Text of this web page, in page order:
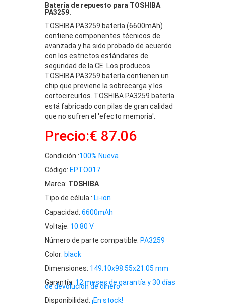
Batería de repuesto para TOSHIBA
PA3259.
TOSHIBA PA3259 batería (6600mAh)
contiene componentes técnicos de
avanzada y ha sido probado de acuerdo
con los estrictos estándares de
seguridad de la CE. Los producos
TOSHIBA PA3259 batería contienen un
chip que previene la sobrecarga y los
cortocircuitos. TOSHIBA PA3259 batería
está fabricado con pilas de gran calidad
que no sufren el 'efecto memoria'.
Precio:€ 87.06
Condición :100% Nueva
Código: EPTO017
Marca: TOSHIBA
Tipo de célula : Li-ion
Capacidad: 6600mAh
Voltaje: 10.80 V
Número de parte compatible: PA3259
Color: black
Dimensiones: 149.10x98.55x21.05 mm
Garantía: 12 meses de garantía y 30 días
de devolución de dinero
Disponibilidad: ¡En stock!